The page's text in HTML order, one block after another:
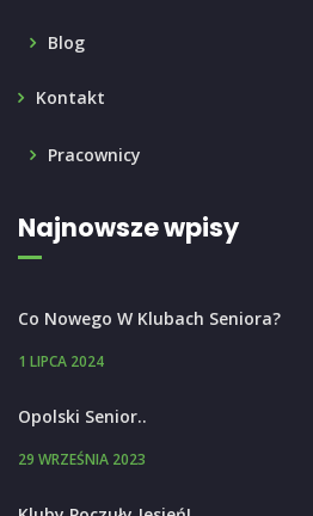
Blog
Kontakt
Pracownicy
Najnowsze wpisy
Co Nowego W Klubach Seniora?
1 LIPCA 2024
Opolski Senior..
29 WRZEŚNIA 2023